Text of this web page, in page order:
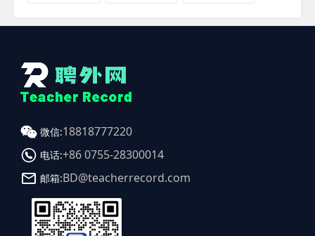
微信:18818777220
电话:+86 0755-28300014
邮箱:BD@teacherrecord.com